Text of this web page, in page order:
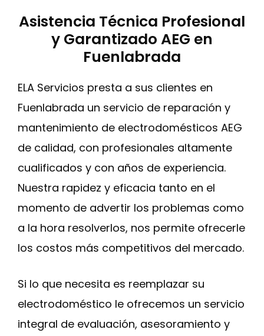
Asistencia Técnica Profesional
y Garantizado AEG en
Fuenlabrada
ELA Servicios presta a sus clientes en
Fuenlabrada un servicio de reparación y
mantenimiento de electrodomésticos AEG
de calidad, con profesionales altamente
cualificados y con años de experiencia.
Nuestra rapidez y eficacia tanto en el
momento de advertir los problemas como
a la hora resolverlos, nos permite ofrecerle
los costos más competitivos del mercado.
Si lo que necesita es reemplazar su
electrodoméstico le ofrecemos un servicio
integral de evaluación, asesoramiento y